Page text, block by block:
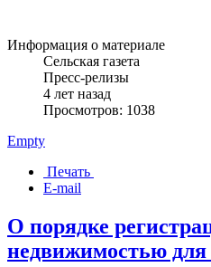
Информация о материале
Сельская газета
Пресс-релизы
4 лет назад
Просмотров: 1038
Empty
Печать
E-mail
О порядке
недвижимостью для